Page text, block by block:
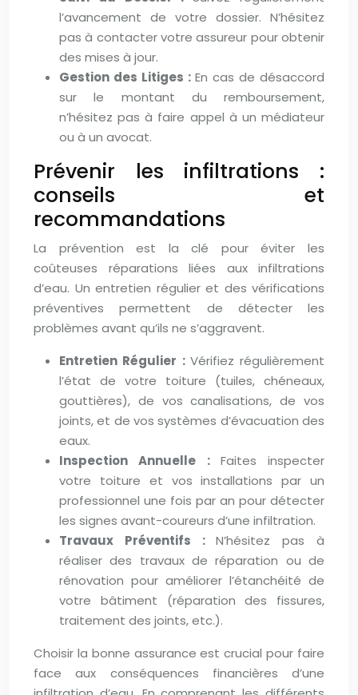
l’avancement de votre dossier. N’hésitez
pas à contacter votre assureur pour obtenir
des mises à jour.
Gestion des Litiges : En cas de désaccord
sur le montant du remboursement,
n’hésitez pas à faire appel à un médiateur
ou à un avocat.
Prévenir les infiltrations :
conseils et
recommandations
La prévention est la clé pour éviter les
coûteuses réparations liées aux infiltrations
d’eau. Un entretien régulier et des vérifications
préventives permettent de détecter les
problèmes avant qu’ils ne s’aggravent.
Entretien Régulier : Vérifiez régulièrement
l’état de votre toiture (tuiles, chéneaux,
gouttières), de vos canalisations, de vos
joints, et de vos systèmes d’évacuation des
eaux.
Inspection Annuelle : Faites inspecter
votre toiture et vos installations par un
professionnel une fois par an pour détecter
les signes avant-coureurs d’une infiltration.
Travaux Préventifs :N’hésitez pas à
réaliser des travaux de réparation ou de
rénovation pour améliorer l’étanchéité de
votre bâtiment (réparation des fissures,
traitement des joints, etc.).
Choisir la bonne assurance est crucial pour faire
face aux conséquences financières d’une